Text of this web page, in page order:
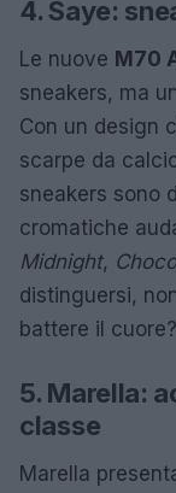
4. Saye:
Le nuove M70
sneakers, ma
Con un design
scarpe da
sneakers sono
cromatiche
Midnight,
distinguersi,
battere il cuore?
5. Marella:
classe
Marella